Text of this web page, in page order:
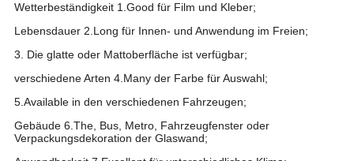
Wetterbeständigkeit 1.Good für Film und Kleber;
Lebensdauer 2.Long für Innen- und Anwendung im Freien;
3. Die glatte oder Mattoberfläche ist verfügbar;
verschiedene Arten 4.Many der Farbe für Auswahl;
5.Available in den verschiedenen Fahrzeugen;
Gebäude 6.The, Bus, Metro, Fahrzeugfenster oder
Verpackungsdekoration der Glaswand;